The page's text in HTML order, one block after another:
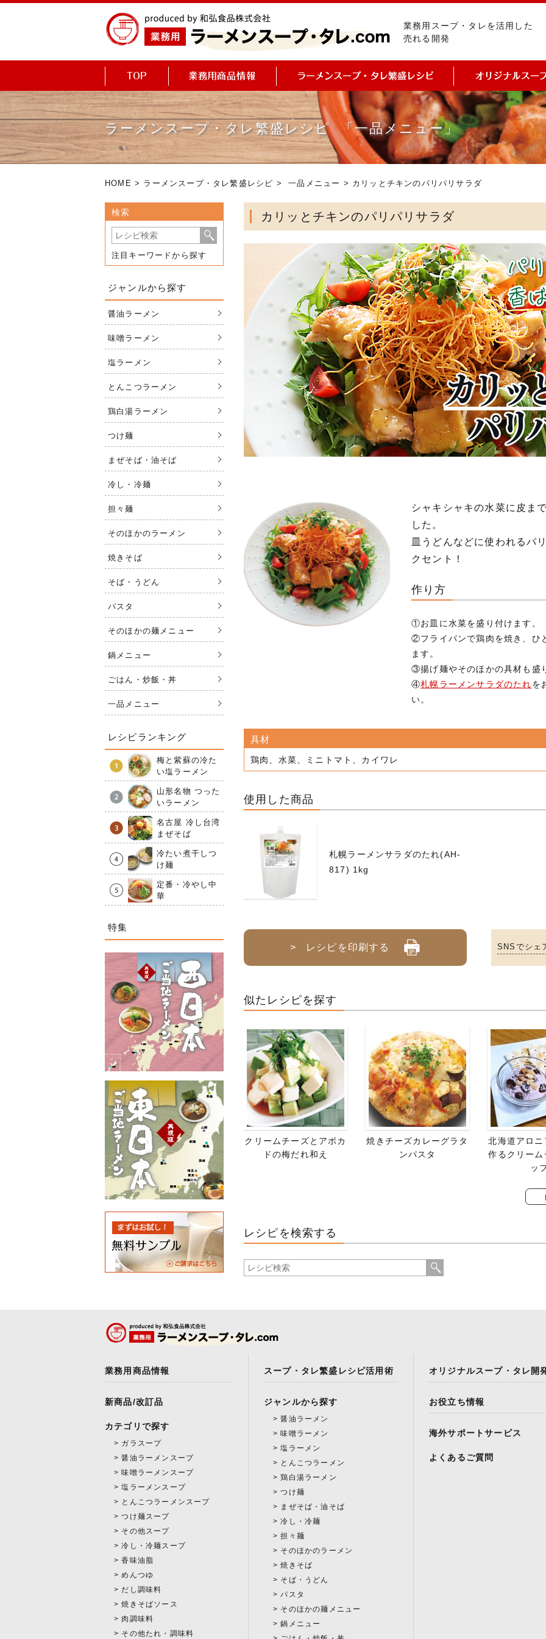
業務用スープ・タレを活用した
売れる開発
ラーメンスープ・タレ繁盛レシピ 「一品メニュー」
HOME > ラーメンスープ・タレ繁盛レシピ >一品メニュー > カリッとチキンのパリパリサラダ
カリッとチキンのパリパリサラダ
シャキシャキの水菜に皮ま
した。
皿うどんなどに使われるパ
クセント！
作り方
①お皿に水菜を盛り付けます。
②フライパンで鶏肉を焼き、ひ
ます。
③揚げ麺やそのほかの具材も盛
④札幌ラーメンサラダのたれを
い。
具材
鶏肉、水菜、ミニトマト、カイワレ
使用した商品
札幌ラーメンサラダのたれ(AH-
817) 1kg
> レシピを印刷する SNSでシェ
似たレシピを探す
クリームチーズとアボカ
ドの梅だれ和え
焼きチーズカレーグラタ
ンパスタ
北海道アロ
作るクリー
ッ
レシピを検索する
検索
注目キーワードから探す
ジャンルから探す
醤油ラーメン
味噌ラーメン
塩ラーメン
とんこつラーメン
鶏白湯ラーメン
つけ麺
まぜそば・油そば
冷し・冷麺
担々麺
そのほかのラーメン
焼きそば
そば・うどん
パスタ
そのほかの麺メニュー
鍋メニュー
ごはん・炒飯・丼
一品メニュー
レシピランキング
梅と紫蘇の冷た
い塩ラーメン
山形名物 つった
いラーメン
名古屋 冷し台湾
まぜそば
冷たい煮干しつ
け麺
定番・冷やし中
華
特集
業務用商品情報
新商品/改訂品
カテゴリで探す
ガラスープ
醤油ラーメンスープ
味噌ラーメンスープ
塩ラーメンスープ
とんこつラーメンスープ
つけ麺スープ
その他スープ
冷し・冷麺スープ
香味油脂
めんつゆ
だし調味料
焼きそばソース
肉調味料
その他たれ・調味料
スープ・タレ繁盛レシピ活用術
ジャンルから探す
醤油ラーメン
味噌ラーメン
塩ラーメン
とんこつラーメン
鶏白湯ラーメン
つけ麺
まぜそば・油そば
冷し・冷麺
担々麺
そのほかのラーメン
焼きそば
そば・うどん
パスタ
そのほかの麺メニュー
鍋メニュー
オリジナルスープ・タレ開
お役立ち情報
海外サポートサービス
よくあるご質問